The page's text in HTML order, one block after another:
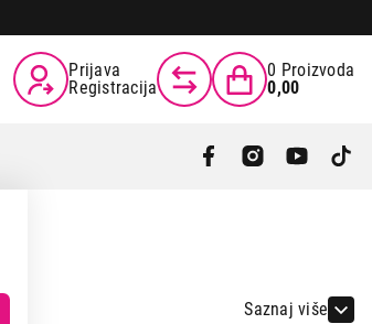
Prijava
Registracija
0 Proizvoda
0,00
Saznaj više